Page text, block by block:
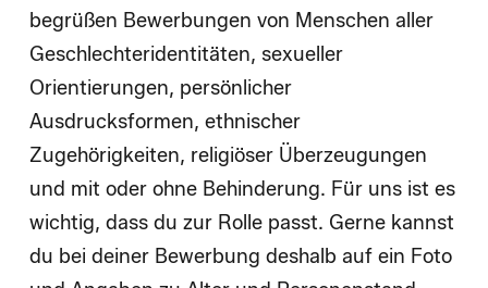
begrüßen Bewerbungen von Menschen aller
Geschlechteridentitäten, sexueller
Orientierungen, persönlicher
Ausdrucksformen, ethnischer
Zugehörigkeiten, religiöser Überzeugungen
und mit oder ohne Behinderung. Für uns ist es
wichtig, dass du zur Rolle passt. Gerne kannst
du bei deiner Bewerbung deshalb auf ein Foto